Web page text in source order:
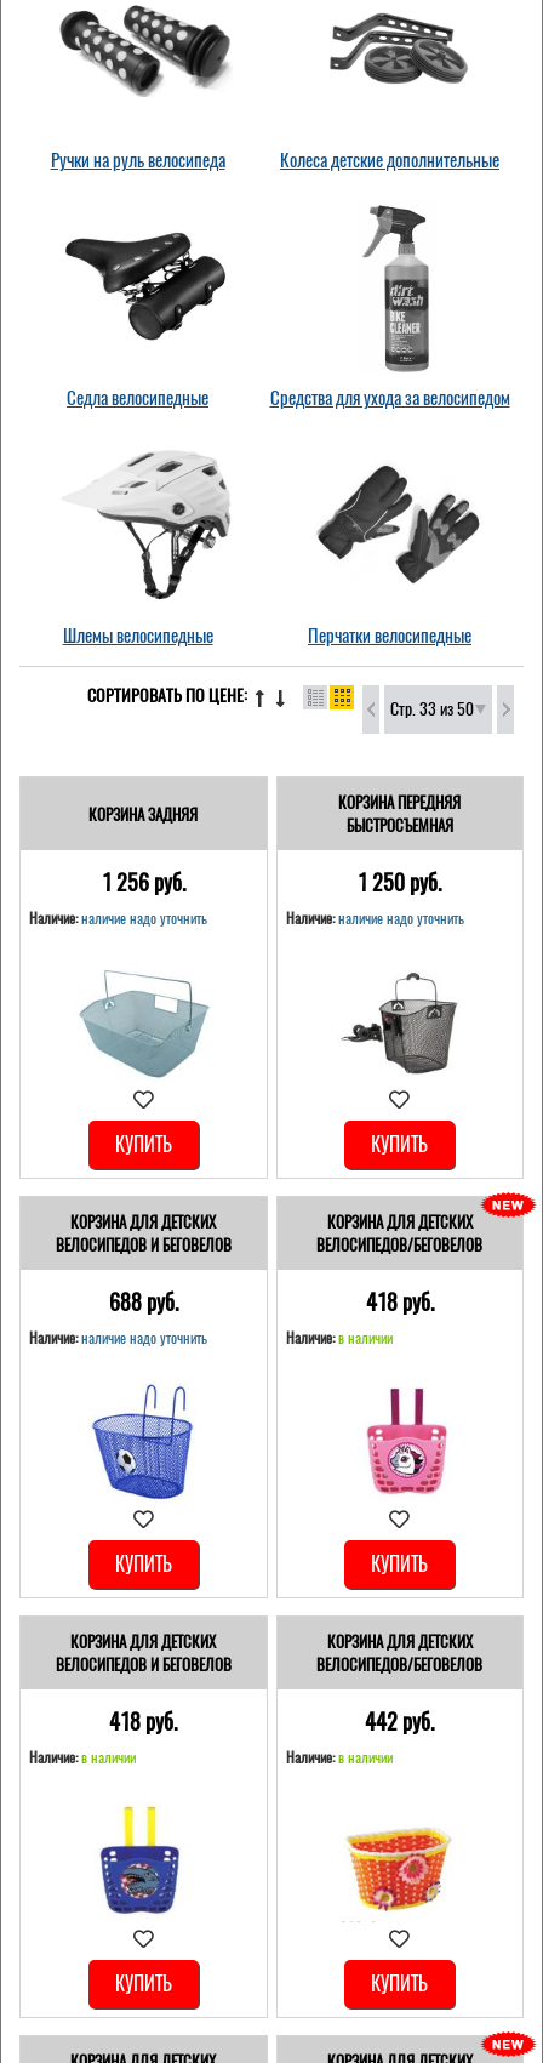
Ручки на руль велосипеда Колеса детские дополнительные
Седла велосипедные Средства для ухода за велосипедом
Шлемы велосипедные Перчатки велосипедные
Стр. 33 из 50
СОРТИРОВАТЬ ПО ЦЕНЕ:
КОРЗИНА ЗАДНЯЯ
1 256 pуб.
Наличие:наличие надо уточнить
КУПИТЬ
КОРЗИНА ПЕРЕДНЯЯ
БЫСТРОСЪЕМНАЯ
1 250 pуб.
Наличие: наличие надо уточнить
КУПИТЬ
КОРЗИНА ДЛЯ ДЕТСКИХ
ВЕЛОСИПЕДОВ И БЕГОВЕЛОВ
688 pуб.
Наличие:наличие надо уточнить
КУПИТЬ
КОРЗИНА ДЛЯ ДЕТСКИХ
ВЕЛОСИПЕДОВ/БЕГОВЕЛОВ
418 pуб.
Наличие: в наличии
КУПИТЬ
КОРЗИНА ДЛЯ ДЕТСКИХ
ВЕЛОСИПЕДОВ И БЕГОВЕЛОВ
418 pуб.
Наличие:в наличии
КУПИТЬ
КОРЗИНА ДЛЯ ДЕТСКИХ
ВЕЛОСИПЕДОВ/БЕГОВЕЛОВ
442 pуб.
Наличие: в наличии
КУПИТЬ